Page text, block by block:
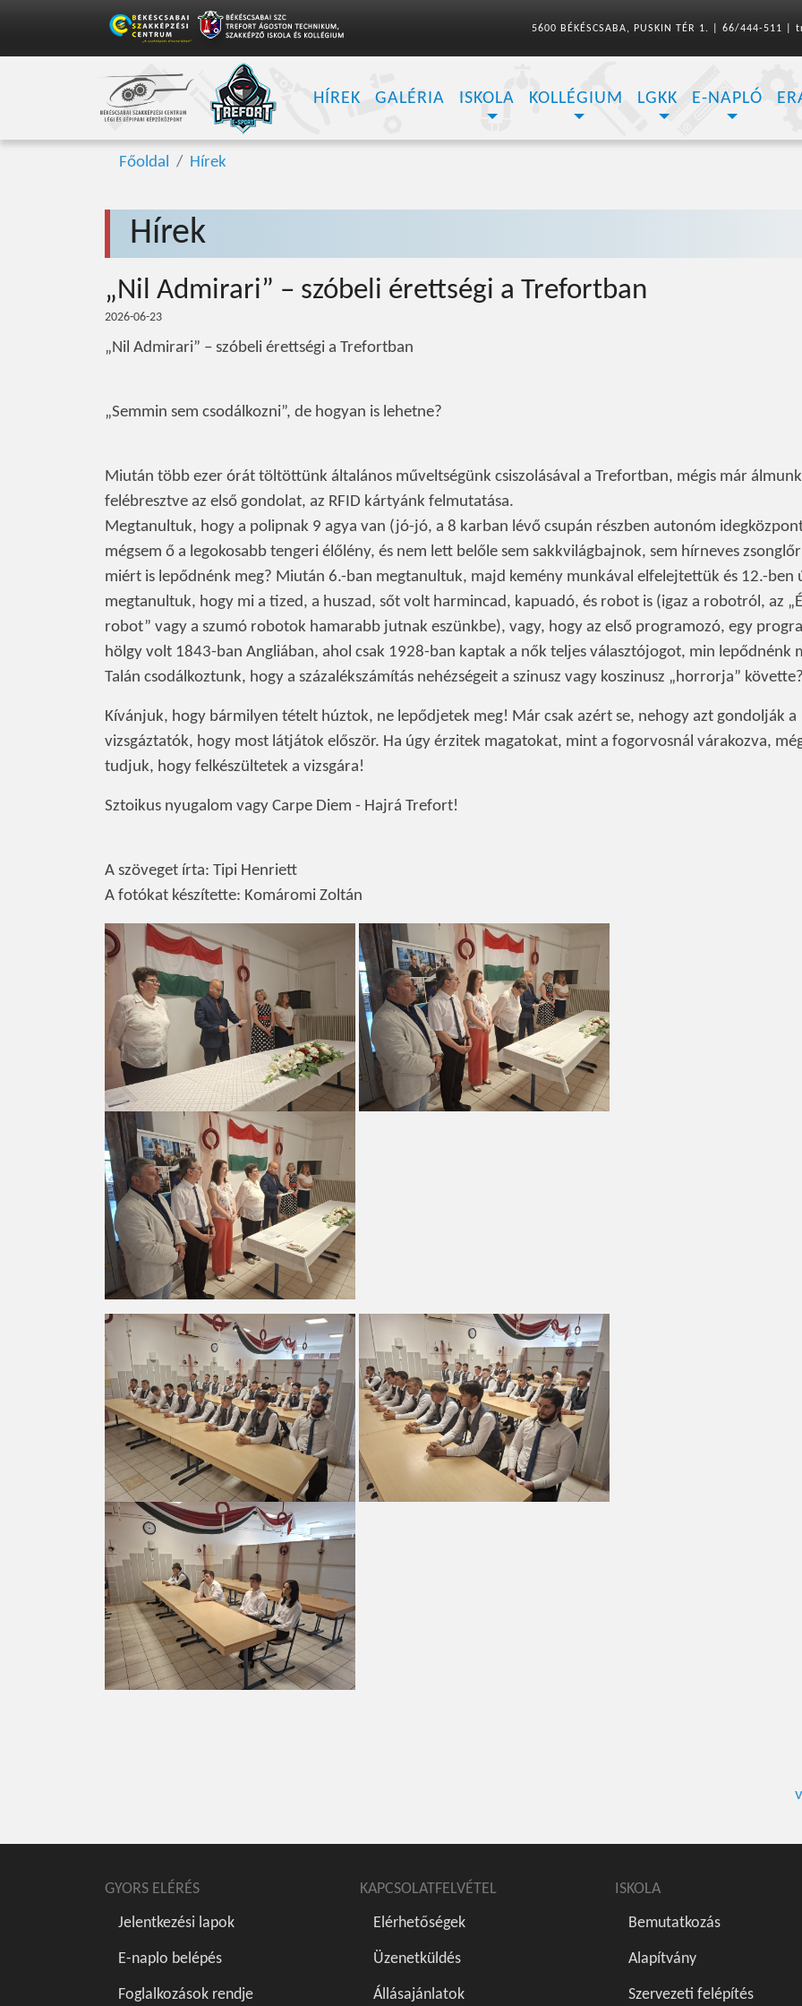
5600 BÉKÉSCSABA, PUSKIN TÉR 1. 66/444-511
HÍREK GALÉRIA ISKOLA KOLLÉGIUM LGKK E-NAPLÓ
Főoldal Hírek
Hírek
„Nil Admirari” – szóbeli érettségi a Trefortban
2026-06-23
„Nil Admirari” – szóbeli érettségi a Trefortban
„Semmin sem csodálkozni”, de hogyan is lehetne?
Miután több ezer órát töltöttünk általános műveltségünk csiszolásával a Trefortban, mégis már
felébresztve az első gondolat, az RFID kártyánk felmutatása.
Megtanultuk, hogy a polipnak 9 agya van (jó-jó, a 8 karban lévő csupán részben autonóm
mégsem ő a legokosabb tengeri élőlény, és nem lett belőle sem sakkvilágbajnok, sem hírneves
miért is lepődnénk meg? Miután 6.-ban megtanultuk, majd kemény munkával elfelejtettük és 12.-ben
megtanultuk, hogy mi a tized, a huszad, sőt volt harmincad, kapuadó, és robot is (igaz a robotról, az
robot” vagy a szumó robotok hamarabb jutnak eszünkbe), vagy, hogy az első programozó, egy
hölgy volt 1843-ban Angliában, ahol csak 1928-ban kaptak a nők teljes választójogot, min lepődnénk
Talán csodálkoztunk, hogy a százalékszámítás nehézségeit a szinusz vagy koszinusz „horrorja” követte?
Kívánjuk, hogy bármilyen tételt húztok, ne lepődjetek meg! Már csak azért se, nehogy azt gondolják a
vizsgáztatók, hogy most látjátok először. Ha úgy érzitek magatokat, mint a fogorvosnál várakozva,
tudjuk, hogy felkészültetek a vizsgára!
Sztoikus nyugalom vagy Carpe Diem - Hajrá Trefort!
A szöveget írta: Tipi Henriett
A fotókat készítette: Komáromi Zoltán
GYORS ELÉRÉS
Jelentkezési lapok
E-naplo belépés
Foglalkozások rendje
KAPCSOLATFELVÉTEL
Elérhetőségek
Üzenetküldés
Állásajánlatok
ISKOLA
Bemutatkozás
Alapítvány
Szervezeti felépítés